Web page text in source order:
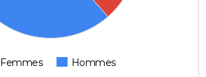
Femmes Hommes